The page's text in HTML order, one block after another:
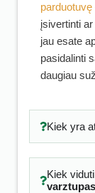
įsivertinti
jau esate
pasidalinti
daugiau
Kiek yra
Kiek